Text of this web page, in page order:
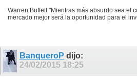
Warren Buffett "Mientras más absurdo sea el
mercado mejor será la oportunidad para el
BanqueroP dijo:
24/02/2015 18:25